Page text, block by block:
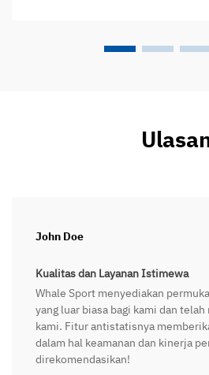
John Doe
Kualitas dan Layanan Istimewa
Whale Sport menyediakan
yang luar biasa bagi kami dan
kami. Fitur antistatisnya
dalam hal keamanan dan kinerja
direkomendasikan!